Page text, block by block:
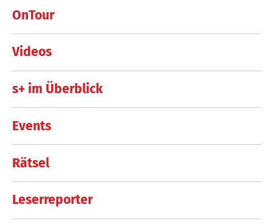
OnTour
Videos
s+ im Überblick
Events
Rätsel
Leserreporter